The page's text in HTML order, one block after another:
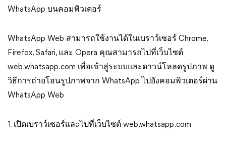
WhatsApp บนคอมพิวเตอร์
WhatsApp Web สามารถใช้งานได้ในเบราว์เซอร์ Chrome,
Firefox, Safari, และ Opera คุณสามารถไปที่เว็บไซต์
web.whatsapp.com เพื่อเข้าสู่ระบบและดาวน์โหลดรูปภาพ ดู
วิธีการถ่ายโอนรูปภาพจาก WhatsApp ไปยังคอมพิวเตอร์ผ่าน
WhatsApp Web
1. เปิดเบราว์เซอร์และไปที่เว็บไซต์ web.whatsapp.com